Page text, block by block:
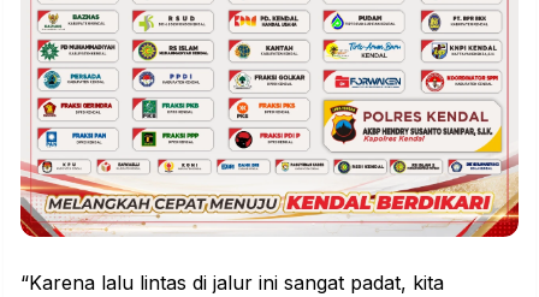
“Karena lalu lintas di jalur ini sangat padat, kita